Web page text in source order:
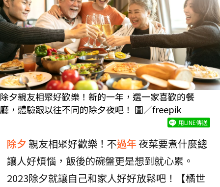
除夕親友相聚好歡樂！新的一年，選一家喜歡的餐
廳，體驗跟以往不同的除夕夜吧！ 圖／freepik
用LINE傳送
除夕 親友相聚好歡樂！不過年夜菜要煮什麼總
讓人好煩惱，飯後的碗盤更是想到就心累。
2023除夕就讓自己和家人好好放鬆吧！【橘世